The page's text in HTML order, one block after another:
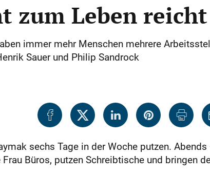
zum Leben reicht
immer mehr Menschen mehrere
Sauer und Philip Sandrock
sechs Tage in der Woche putzen.
Büros, putzen Schreibtische und bringen